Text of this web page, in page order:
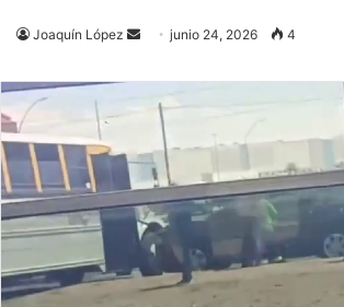
Joaquín López
Send
email
junio 24, 2026 4